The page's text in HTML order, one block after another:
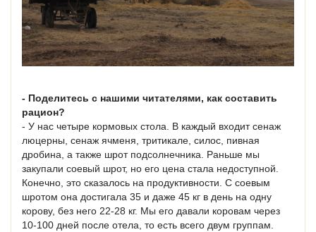
- Поделитесь с нашими читателями, как составить
рацион?
- У нас четыре кормовых стола. В каждый входит сенаж
люцерны, сенаж ячменя, тритикале, силос, пивная
дробина, а также шрот подсолнечника. Раньше мы
закупали соевый шрот, но его цена стала недоступной.
Конечно, это сказалось на продуктивности. С соевым
шротом она достигала 35 и даже 45 кг в день на одну
корову, без него 22-28 кг. Мы его давали коровам через
10-100 дней после отела, то есть всего двум группам.